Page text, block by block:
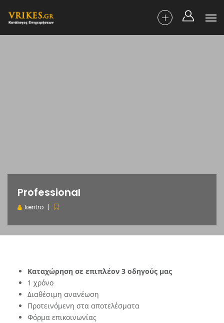
Professional
kentro
Καταχώρηση σε επιπλέον 3 οδηγούς μας
1 χρόνο
Διαθέσιμη ανανέωση
Προτεινόμενη στα αποτελέσματα
Φόρμα επικοινωνίας